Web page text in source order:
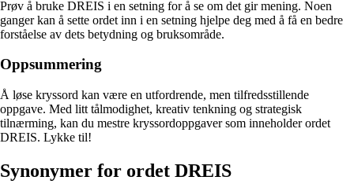
Prøv å bruke DREIS i en setning for å se om det gir mening. Noen
ganger kan å sette ordet inn i en setning hjelpe deg med å få en bedre
forståelse av dets betydning og bruksområde.
Oppsummering
Å løse kryssord kan være en utfordrende, men tilfredsstillende
oppgave. Med litt tålmodighet, kreativ tenkning og strategisk
tilnærming, kan du mestre kryssordoppgaver som inneholder ordet
DREIS. Lykke til!
Synonymer for ordet DREIS